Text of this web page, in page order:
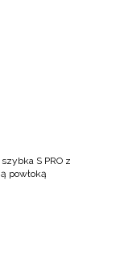
S PRO z
powłoką